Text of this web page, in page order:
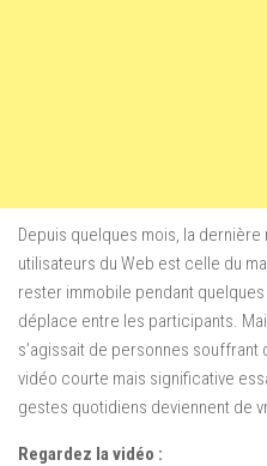
Depuis quelques mois, la
utilisateurs du Web est celle du
rester immobile pendant
déplace entre les participants.
s’agissait de personnes souffrant
vidéo courte mais significative
gestes quotidiens deviennent de
Regardez la vidéo :